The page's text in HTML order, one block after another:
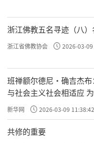
浙江佛教五名寻迹（八
浙江省佛教协会 2026-03-
班禅额尔德尼·确吉杰布
与社会主义社会相适应
兴贡献力量
新华网 2026-03-09 11:38:42
共修的重要